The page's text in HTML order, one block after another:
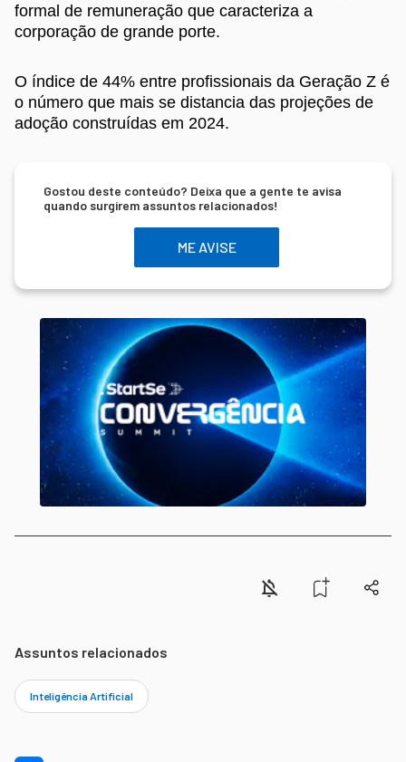
formal de remuneração que caracteriza a
corporação de grande porte.
O índice de 44% entre profissionais da Geração Z é
o número que mais se distancia das projeções de
adoção construídas em 2024.
Gostou deste conteúdo? Deixa que a gente te avisa
quando surgirem assuntos relacionados!
ME AVISE
Assuntos relacionados
Inteligência Artificial